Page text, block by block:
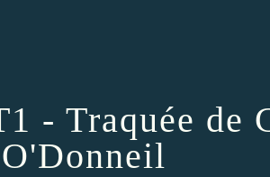
- Traquée de
O'Donneil